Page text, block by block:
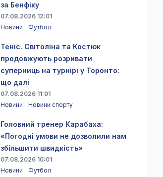
за Бенфіку
07.08.2026 12:01
Новини
Футбол
Теніс. Світоліна та Костюк
продовжують розривати
суперниць на турнірі у Торонто:
що далі
07.08.2026 11:01
Новини
Новини спорту
Головний тренер Карабаха:
«Погодні умови не дозволили нам
збільшити швидкість»
07.08.2026 10:01
Новини
Футбол